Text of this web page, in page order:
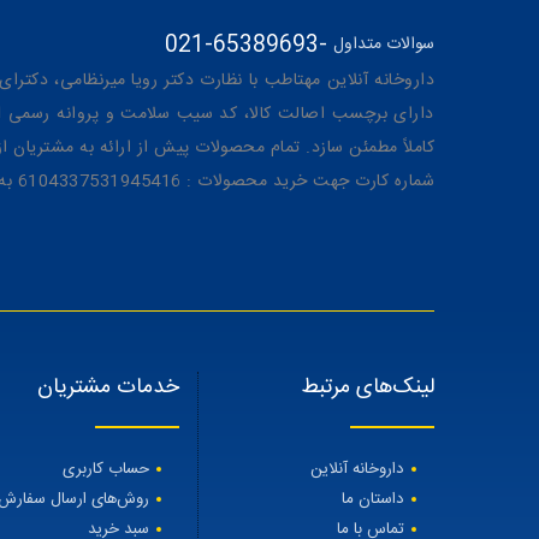
021-65389693 سوالات متداول -
داروخانه آنلاین مهتاطب با نظارت دکتر رویا میرنظامی، دکترای حرفه‌ای
دارای برچسب اصالت کالا، کد سیب سلامت و پروانه رسمی
کاملاً مطمئن سازد. تمام محصولات پیش از ارائه به
شماره کارت جهت خرید محصولات : 6104337531945416 به نام رویا میرنظامی
لینک‌های مرتبط
داروخانه آنلاین
داستان ما
تماس با ما
خدمات مشتریان
حساب کاربری
روش‌های ارسال
سبد خرید